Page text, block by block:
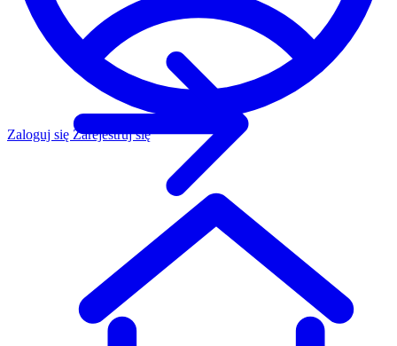
Zaloguj się Zarejestruj się